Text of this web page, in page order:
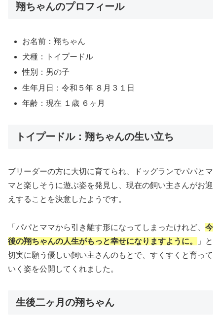
翔ちゃんのプロフィール
お名前：翔ちゃん
犬種：トイプードル
性別：男の子
生年月日：令和５年 ８月３１日
年齢：現在 １歳 ６ヶ月
トイプードル：翔ちゃんの生い立ち
ブリーダーの方に大切に育てられ、ドッグランでパパとマ
マと楽しそうに遊ぶ姿を発見し、現在の飼い主さんがお迎
えすることを決意したようです。
「パパとママから引き離す形になってしまったけれど、 今
後の翔ちゃんの人生がもっと幸せになりますように。
」と
切実に願う優しい飼い主さんのもとで、すくすくと育って
いく姿を公開してくれました。
生後二ヶ月の翔ちゃん